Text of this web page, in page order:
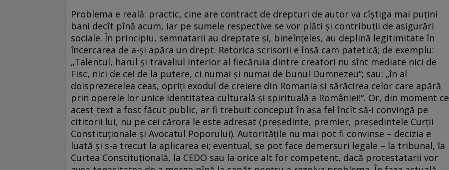
Problema e reală: practic, cine are contract de drepturi de autor va cîştiga mai puţini
bani decît pînă acum, iar pe sumele respective se vor plăti şi contribuţii de asigurări
sociale. În principiu, semnatarii au dreptate şi, bineînţeles, au deplină legitimitate în
încercarea de a-şi apăra un drept. Retorica scrisorii e însă cam patetică; de exemplu:
„Talentul, harul şi travaliul interior al fiecăruia dintre creatori nu sînt mediate nici de
Fisc, nici de cei de la putere, ci numai şi numai de bunul Dumnezeu“; sau: „în al
doisprezecelea ceas, opriţi exodul de creiere din Romania şi sărăcirea celor care apără
prin operele lor unice identitatea culturală şi spirituală a României!“. Or, din moment ce
acest text a fost făcut public, ar fi trebuit conceput în aşa fel încît să-i convingă pe
cititorii lui, nu pe cei cărora le este adresat (preşedinte, premier, preşedintele Curţii
Constituţionale şi Avocatul Poporului). Autorităţile nu mai pot fi convinse – decizia e
luată şi s-a trecut la aplicarea ei; eventual, se pot face demersuri legale – la tribunal, la
Curtea Constituţională, la CEDO sau la orice alt for competent, dacă protestatarii vor